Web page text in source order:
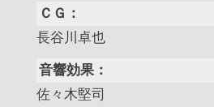
ＣＧ：
長谷川卓也
音響効果：
佐々木堅司